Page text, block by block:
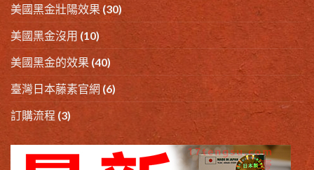
美國黑金壯陽效果(30)
美國黑金沒用 (10)
美國黑金的效果 (40)
臺灣日本藤素官網 (6)
訂購流程 (3)